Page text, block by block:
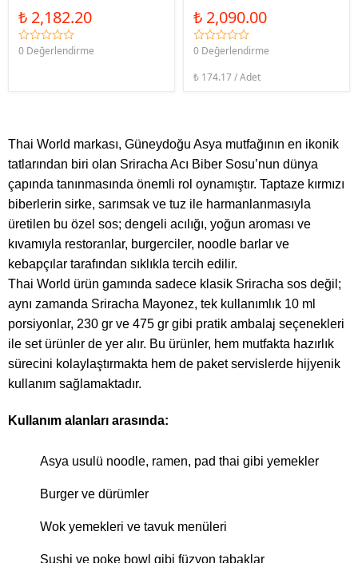
₺ 2,182.20
0 Değerlendirme
₺ 2,090.00
0 Değerlendirme
₺ 174.17 / Adet
Thai World markası, Güneydoğu Asya mutfağının en ikonik
tatlarından biri olan Sriracha Acı Biber Sosu’nun dünya
çapında tanınmasında önemli rol oynamıştır. Taptaze kırmızı
biberlerin sirke, sarımsak ve tuz ile harmanlanmasıyla
üretilen bu özel sos; dengeli acılığı, yoğun aroması ve
kıvamıyla restoranlar, burgerciler, noodle barlar ve
kebapçılar tarafından sıklıkla tercih edilir.
Thai World ürün gamında sadece klasik Sriracha sos değil;
aynı zamanda Sriracha Mayonez, tek kullanımlık 10 ml
porsiyonlar, 230 gr ve 475 gr gibi pratik ambalaj seçenekleri
ile set ürünler de yer alır. Bu ürünler, hem mutfakta hazırlık
sürecini kolaylaştırmakta hem de paket servislerde hijyenik
kullanım sağlamaktadır.
Kullanım alanları arasında:
Asya usulü noodle, ramen, pad thai gibi yemekler
Burger ve dürümler
Wok yemekleri ve tavuk menüleri
Sushi ve poke bowl gibi füzyon tabaklar